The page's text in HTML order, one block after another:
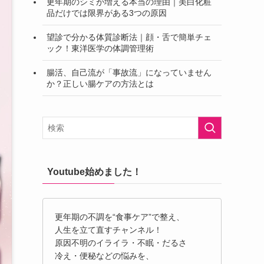
品だけでは限界がある3つの原因
望診で分かる体質診断法｜顔・舌で簡単チェ
ック！東洋医学の体調管理術
腸活、自己流が「事故流」になっていません
か？正しい腸ケアの方法とは
Youtube始めました！
更年期の不調を“食事ケア”で整え、
人生を立て直すチャンネル！
原因不明のイライラ・不眠・だるさ
冷え・便秘などの悩みを、